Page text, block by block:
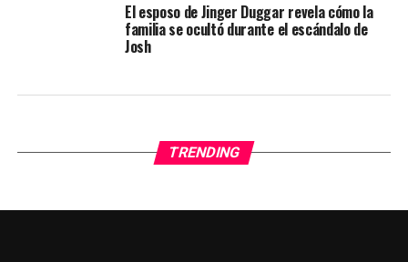
El esposo de Jinger Duggar revela cómo la
familia se ocultó durante el escándalo de
Josh
TRENDING